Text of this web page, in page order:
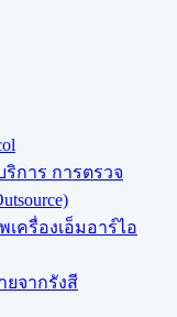
การ การตรวจ
ครื่องเอ็มอาร์ไอ
ยจากรังสี